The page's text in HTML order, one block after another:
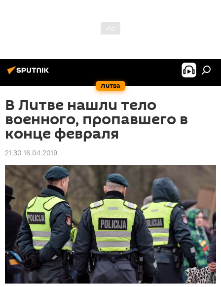
Литва
В Литве нашли тело
военного, пропавшего в
конце февраля
21:30 16.04.2019